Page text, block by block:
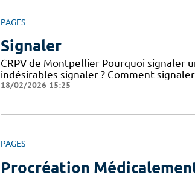
PAGES
Signaler
CRPV de Montpellier Pourquoi signaler
indésirables signaler ? Comment
18/02/2026 15:25
PAGES
Procréation